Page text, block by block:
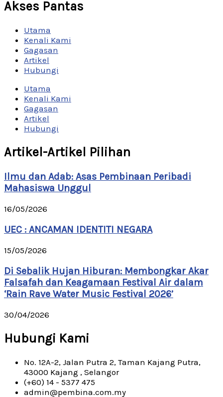
Akses Pantas
Utama
Kenali Kami
Gagasan
Artikel
Hubungi
Utama
Kenali Kami
Gagasan
Artikel
Hubungi
Artikel-Artikel Pilihan
Ilmu dan Adab: Asas Pembinaan Peribadi
Mahasiswa Unggul
16/05/2026
UEC : ANCAMAN IDENTITI NEGARA
15/05/2026
Di Sebalik Hujan Hiburan: Membongkar Akar
Falsafah dan Keagamaan Festival Air dalam
‘Rain Rave Water Music Festival 2026’
30/04/2026
Hubungi Kami
No. 12A-2, Jalan Putra 2, Taman Kajang Putra,
43000 Kajang , Selangor
(+60) 14 - 5377 475
admin@pembina.com.my